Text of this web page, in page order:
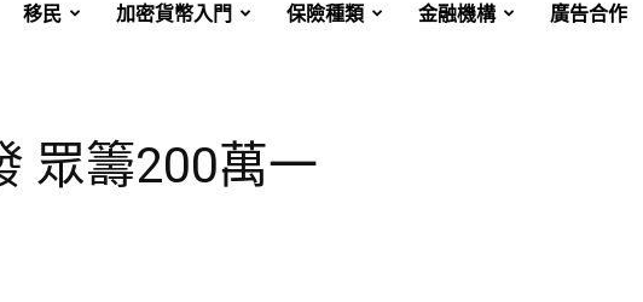
移民 加密貨幣入門 保險種類 金融機構 廣告合作
眾籌200萬一